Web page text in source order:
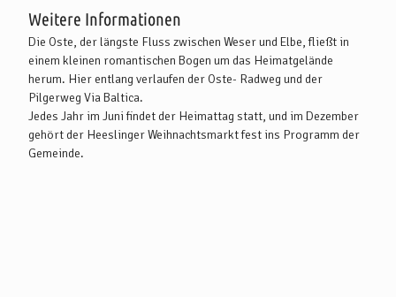
Kreisstadt Rotenburg (Wümme) mit Zeven. In Zeven folgen Sie
schließlich der Ausschilderung nach Heeslingen.
Mit öffentlichen Verkehrsmitteln:
Es gibt Busverbindungen die nach Heeslingen führen. Weitere
Infos finden Sie unter www.vbn.de.
Weitere Informationen
Die Oste, der längste Fluss zwischen Weser und Elbe, fließt in
einem kleinen romantischen Bogen um das Heimatgelände
herum. Hier entlang verlaufen der Oste- Radweg und der
Pilgerweg Via Baltica.
Jedes Jahr im Juni findet der Heimattag statt, und im Dezember
gehört der Heeslinger Weihnachtsmarkt fest ins Programm der
Gemeinde.